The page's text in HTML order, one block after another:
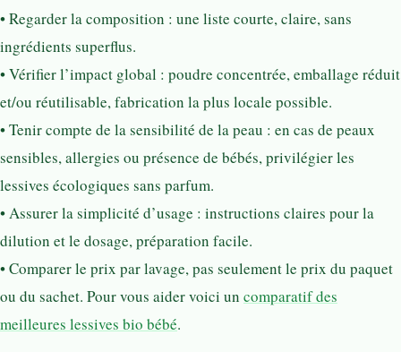
• Regarder la composition : une liste courte, claire, sans
ingrédients superflus.
• Vérifier l’impact global : poudre concentrée, emballage réduit
et/ou réutilisable, fabrication la plus locale possible.
• Tenir compte de la sensibilité de la peau : en cas de peaux
sensibles, allergies ou présence de bébés, privilégier les
lessives écologiques sans parfum.
• Assurer la simplicité d’usage : instructions claires pour la
dilution et le dosage, préparation facile.
• Comparer le prix par lavage, pas seulement le prix du paquet
ou du sachet. Pour vous aider voici un comparatif des
meilleures lessives bio bébé.